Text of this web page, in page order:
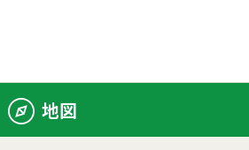
地図